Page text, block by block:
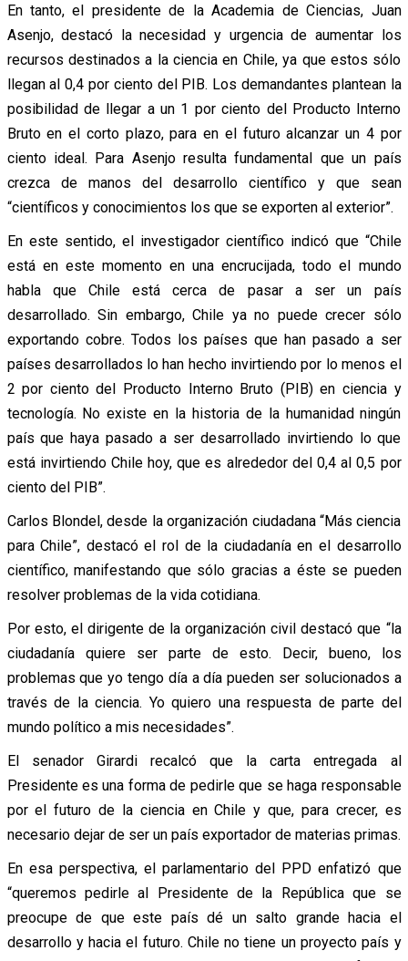
En tanto, el presidente de la Academia de Ciencias, Juan
Asenjo, destacó la necesidad y urgencia de aumentar los
recursos destinados a la ciencia en Chile, ya que estos sólo
llegan al 0,4 por ciento del PIB. Los demandantes plantean la
posibilidad de llegar a un 1 por ciento del Producto Interno
Bruto en el corto plazo, para en el futuro alcanzar un 4 por
ciento ideal. Para Asenjo resulta fundamental que un país
crezca de manos del desarrollo científico y que sean
“científicos y conocimientos los que se exporten al exterior”.
En este sentido, el investigador científico indicó que “Chile
está en este momento en una encrucijada, todo el mundo
habla que Chile está cerca de pasar a ser un país
desarrollado. Sin embargo, Chile ya no puede crecer sólo
exportando cobre. Todos los países que han pasado a ser
países desarrollados lo han hecho invirtiendo por lo menos el
2 por ciento del Producto Interno Bruto (PIB) en ciencia y
tecnología. No existe en la historia de la humanidad ningún
país que haya pasado a ser desarrollado invirtiendo lo que
está invirtiendo Chile hoy, que es alrededor del 0,4 al 0,5 por
ciento del PIB”.
Carlos Blondel, desde la organización ciudadana “Más ciencia
para Chile”, destacó el rol de la ciudadanía en el desarrollo
científico, manifestando que sólo gracias a éste se pueden
resolver problemas de la vida cotidiana.
Por esto, el dirigente de la organización civil destacó que “la
ciudadanía quiere ser parte de esto. Decir, bueno, los
problemas que yo tengo día a día pueden ser solucionados a
través de la ciencia. Yo quiero una respuesta de parte del
mundo político a mis necesidades”.
El senador Girardi recalcó que la carta entregada al
Presidente es una forma de pedirle que se haga responsable
por el futuro de la ciencia en Chile y que, para crecer, es
necesario dejar de ser un país exportador de materias primas.
En esa perspectiva, el parlamentario del PPD enfatizó que
“queremos pedirle al Presidente de la República que se
preocupe de que este país dé un salto grande hacia el
desarrollo y hacia el futuro. Chile no tiene un proyecto país y